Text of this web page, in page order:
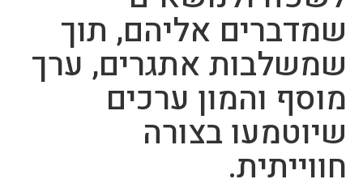
שמדברים אליהם, תוך
שמשלבות אתגרים, ערך
מוסף והמון ערכים
שיוטמעו בצורה
חווייתית.